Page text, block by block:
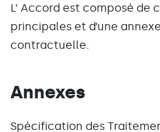
L’ Accord est composé
principales et d’une
contractuelle.
Annexes
Spécification des